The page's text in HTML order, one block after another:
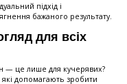
підхід і
бажаного результату.
для всіх
— це лише для кучерявих?
допомагають зробити